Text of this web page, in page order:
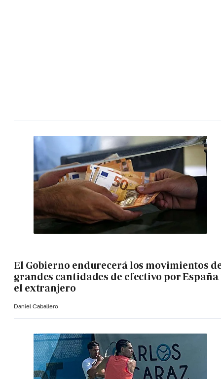
El Gobierno endurecerá los movimientos
grandes cantidades de efectivo por España
el extranjero
Daniel Caballero